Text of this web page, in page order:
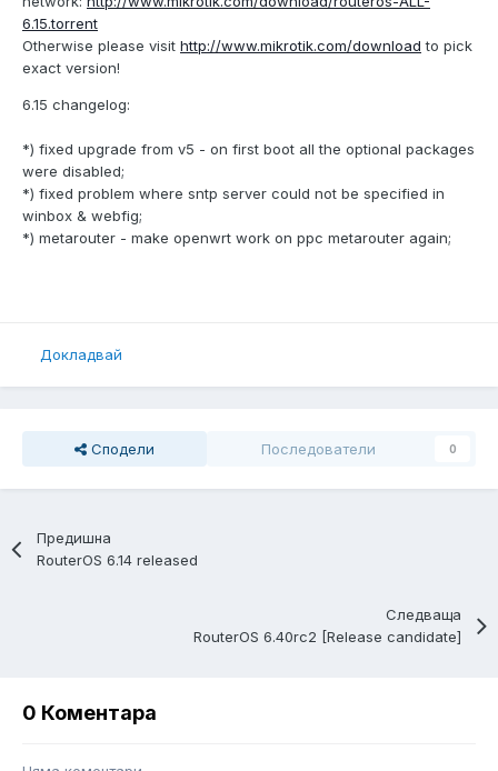
6.15.torrent
Otherwise please visit http://www.mikrotik.com/download to pick
exact version!
6.15 changelog:
*) fixed upgrade from v5 - on first boot all the optional packages
were disabled;
*) fixed problem where sntp server could not be specified in
winbox & webfig;
*) metarouter - make openwrt work on ppc metarouter again;
Докладвай
Сподели Последователи 0
Предишна
RouterOS 6.14 released
Следваща
RouterOS 6.40rc2 [Release candidate]
0 Коментара